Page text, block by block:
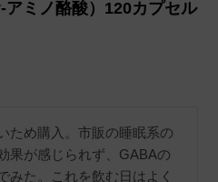
ミノ酪酸）120カプセル
ため購入。市販の睡眠系の
果が感じられず、GABAの
みた。これを飲む日はよく